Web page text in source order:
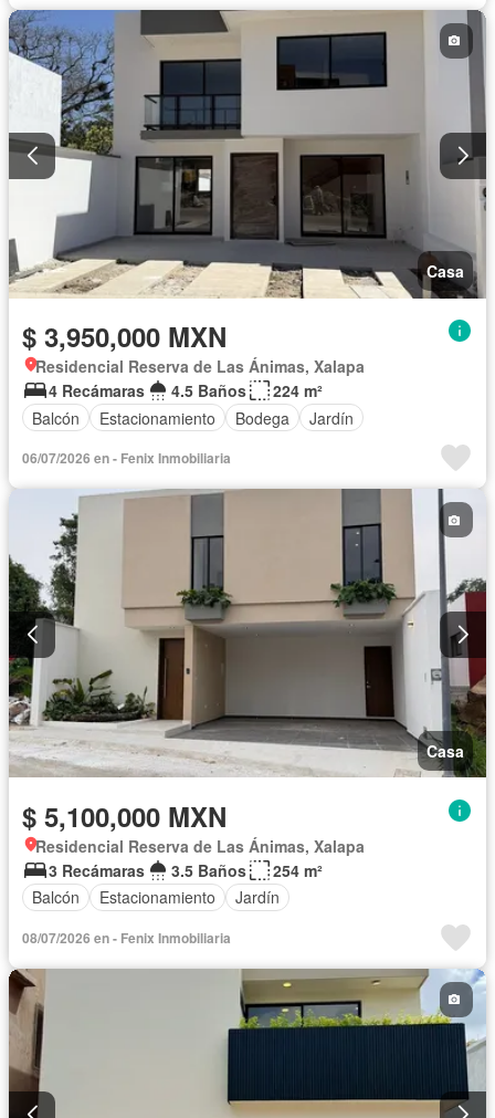
Casa
$ 3,950,000 MXN
Residencial Reserva de Las Ánimas, Xalapa
4 Recámaras
4.5 Baños
224 m²
Balcón
Estacionamiento Bodega Jardín
06/07/2026 en - Fenix Inmobiliaria
Casa
$ 5,100,000 MXN
Residencial Reserva de Las Ánimas, Xalapa
3 Recámaras
3.5 Baños
254 m²
Balcón
Estacionamiento Jardín
08/07/2026 en - Fenix Inmobiliaria